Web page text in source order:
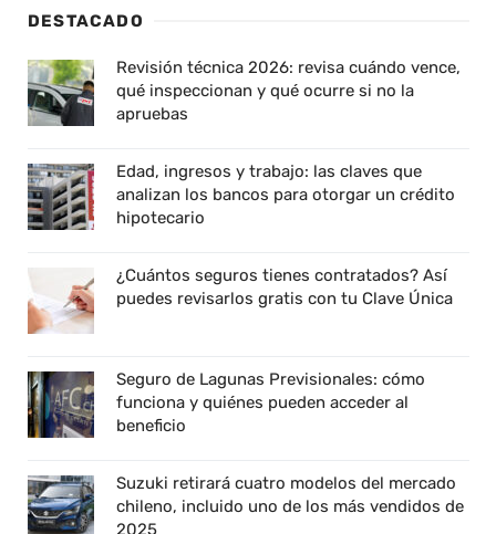
DESTACADO
Revisión técnica 2026: revisa cuándo vence,
qué inspeccionan y qué ocurre si no la
apruebas
Edad, ingresos y trabajo: las claves que
analizan los bancos para otorgar un crédito
hipotecario
¿Cuántos seguros tienes contratados? Así
puedes revisarlos gratis con tu Clave Única
Seguro de Lagunas Previsionales: cómo
funciona y quiénes pueden acceder al
beneficio
Suzuki retirará cuatro modelos del mercado
chileno, incluido uno de los más vendidos de
2025